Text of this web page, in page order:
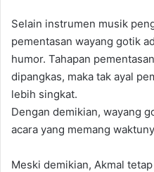
Selain instrumen musik
pementasan wayang gotik
humor. Tahapan
dipangkas, maka tak ayal
lebih singkat.
Dengan demikian, wayang
acara yang memang
Meski demikian, Akmal